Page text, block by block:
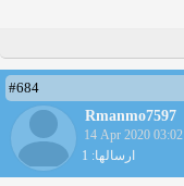
#684
Rmanmo7597
14 Apr 2020 03:02
ارسالها: 1